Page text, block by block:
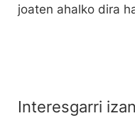
joaten ahalko dira
Interesgarri